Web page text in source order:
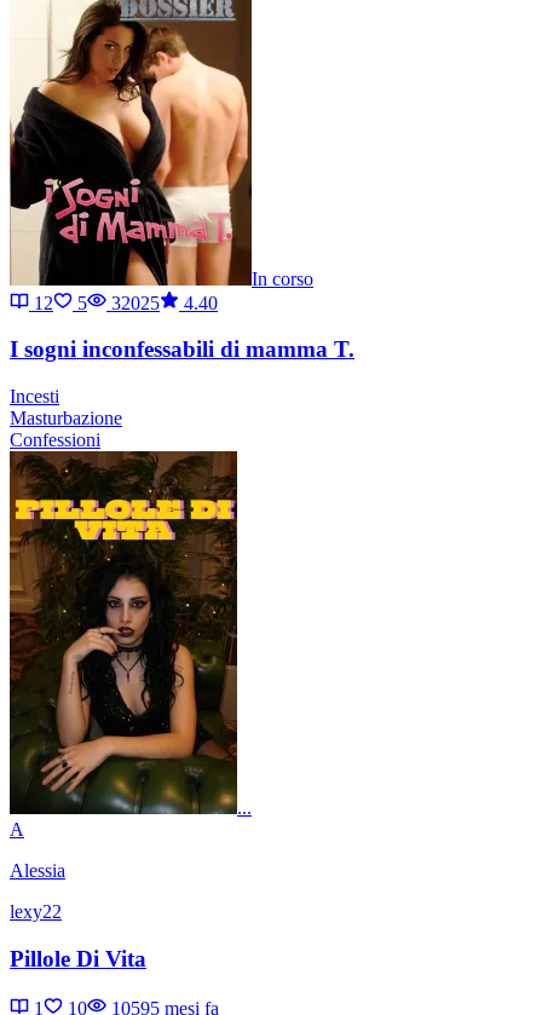
In corso
12
5 32025 4.40
I sogni inconfessabili di mamma T.
Incesti
Masturbazione
Confessioni
...
A
Alessia
lexy22
Pillole Di Vita
1 10 10595 mesi fa